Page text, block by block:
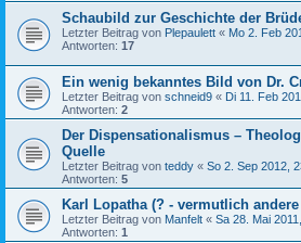
Schaubild zur Geschichte der
Letzter Beitrag von Plepaulett « Mo 2. Feb
Antworten: 17
Ein wenig bekanntes Bild von Dr.
Letzter Beitrag von schneid9 « Di 11. Feb
Antworten: 2
Der Dispensationalismus –
Quelle
Letzter Beitrag von teddy « So 2. Sep 2012,
Antworten: 5
Karl Lopatha (? - vermutlich
Letzter Beitrag von Manfelt « Sa 28. Mai
Antworten: 1